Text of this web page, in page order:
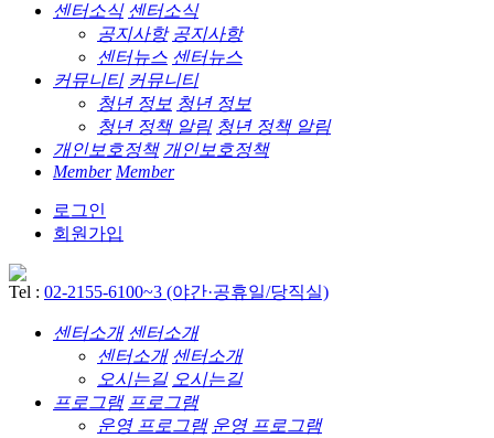
센터소식 센터소식
공지사항 공지사항
센터뉴스 센터뉴스
커뮤니티 커뮤니티
청년 정보 청년 정보
청년 정책 알림 청년 정책 알림
개인보호정책 개인보호정책
Member Member
로그인
회원가입
Tel : 02-2155-6100~3 (야간·공휴일/당직실)
센터소개 센터소개
센터소개 센터소개
오시는길 오시는길
프로그램 프로그램
운영 프로그램 운영 프로그램